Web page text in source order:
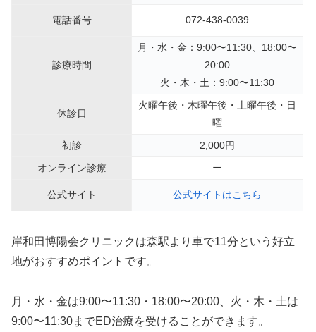
電話番号 072-438-0039
診療時間
月・水・金：9:00〜11:30、18:00〜
20:00
火・木・土：9:00〜11:30
休診日
火曜午後・木曜午後・土曜午後・日
曜
初診
2,000円
オンライン診療
ー
公式サイト 公式サイトはこちら
岸和田博陽会クリニックは森駅より車で11分という好立
地がおすすめポイントです。
月・水・金は9:00〜11:30・18:00〜20:00、火・木・土は
9:00〜11:30までED治療を受けることができます。